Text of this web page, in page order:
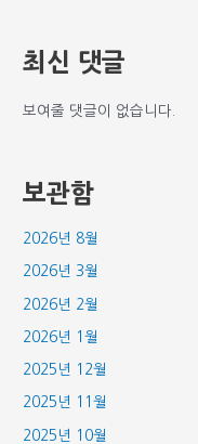
최신 댓글
보여줄 댓글이 없습니다.
보관함
2026년 8월
2026년 3월
2026년 2월
2026년 1월
2025년 12월
2025년 11월
2025년 10월